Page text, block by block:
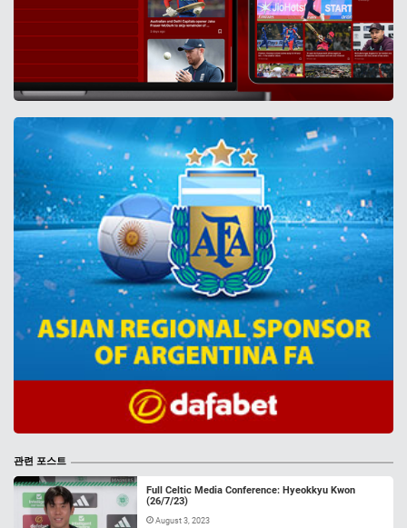
관련 포스트
Full Celtic Media Conference: Hyeokkyu Kwon
(26/7/23)
August 3, 2023